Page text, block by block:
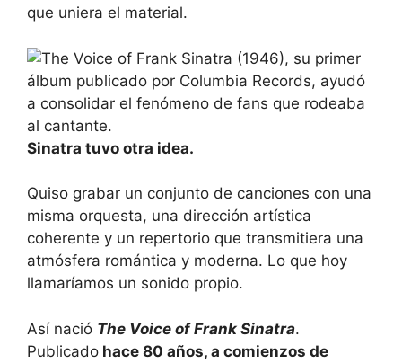
que uniera el material.
Sinatra tuvo otra idea.
Quiso grabar un conjunto de canciones con una
misma orquesta, una dirección artística
coherente y un repertorio que transmitiera una
atmósfera romántica y moderna. Lo que hoy
llamaríamos un sonido propio.
Así nació The Voice of Frank Sinatra.
Publicado hace 80 años, a comienzos de